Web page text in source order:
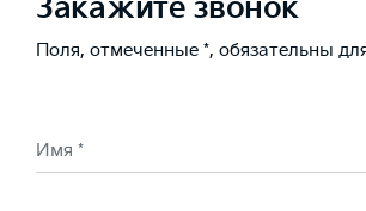
Закажите звонок
Поля, отмеченные *, обязательны
Имя *